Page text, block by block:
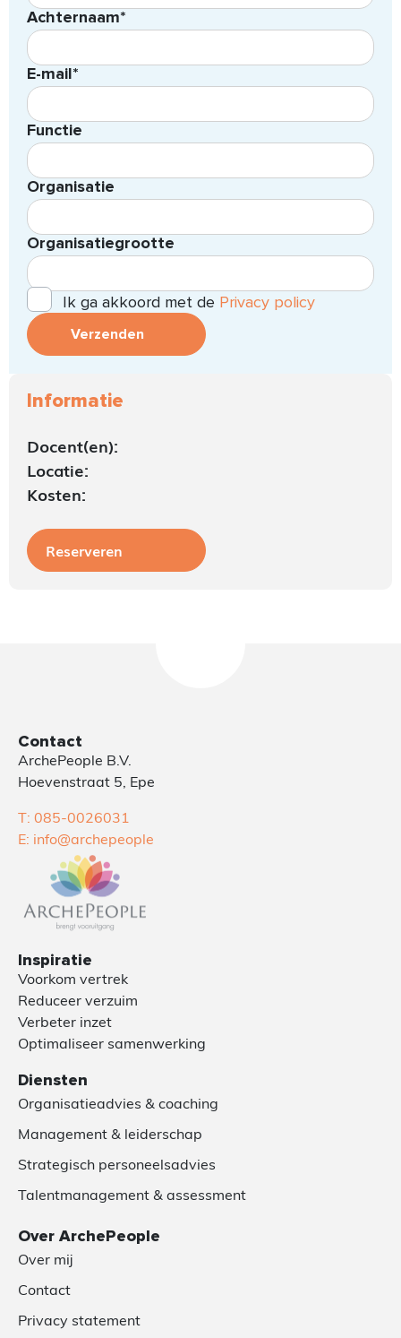
Achternaam*
E-mail*
Functie
Organisatie
Organisatiegrootte
Ik ga akkoord met de Privacy policy
Verzenden
Informatie
Docent(en):
Locatie:
Kosten:
Reserveren
Contact
ArchePeople B.V.
Hoevenstraat 5, Epe
T: 085-0026031
E: info@archepeople
Inspiratie
Voorkom vertrek
Reduceer verzuim
Verbeter inzet
Optimaliseer samenwerking
Diensten
Organisatieadvies & coaching
Management & leiderschap
Strategisch personeelsadvies
Talentmanagement & assessment
Over ArchePeople
Over mij
Contact
Privacy statement